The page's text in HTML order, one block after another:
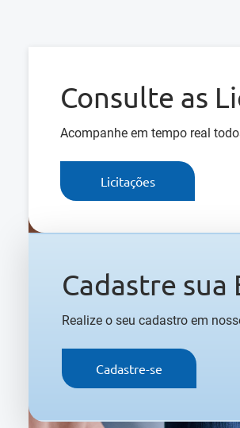
Consulte as
Acompanhe em tempo real
Licitações
Cadastre sua
Realize o seu cadastro em
Cadastre-se